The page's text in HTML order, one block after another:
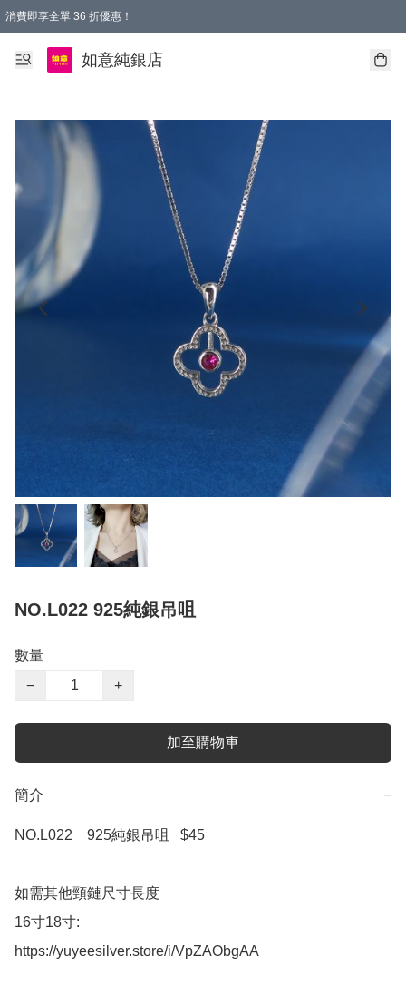
消費即享全單 36 折優惠！
購物满$50，全國包郵。Free shopping on orders over $50.
如意純銀店
NO.L022 925純銀吊咀
數量
−
+
加至購物車
簡介 −
NO.L022    925純銀吊咀   $45
如需其他頸鏈尺寸長度
16寸18寸:
https://yuyeesilver.store/i/VpZAObgAA